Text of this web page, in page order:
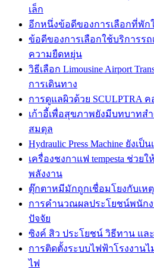
เล็ก
อีกหนึ่งข้อดีของการเลือกที่พัก
ข้อดีของการเลือกใช้บริการร
ความยืดหยุ่น
วิธีเลือก Limousine Airport
การเดินทาง
การดูแลผิวด้วย SCULPTRA ค
เก้าอี้เพื่อสุขภาพยังมีบทบาทส
สมดุล
Hydraulic Press Machine ยังเ
เครื่องชงกาแฟ tempesta ช่วย
พลังงาน
ตุ๊กตาหมีมักถูกเชื่อมโยงกับเ
การคำนวณผลประโยชน์พนัก
ปัจจัย
ซิงค์ สิว ประโยชน์ วิธีทาน แล
การติดตั้งระบบไฟฟ้าโรงงานไ
ไฟ